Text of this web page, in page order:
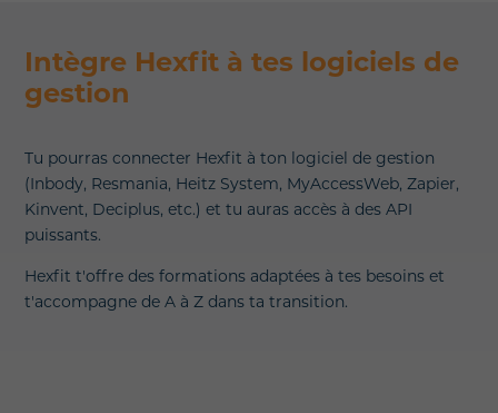
Intègre Hexfit à tes logiciels de
gestion
Tu pourras connecter Hexfit à ton logiciel de gestion
(Inbody, Resmania, Heitz System, MyAccessWeb, Zapier,
Kinvent, Deciplus, etc.) et tu auras accès à des API
puissants.
Hexfit t'offre des formations adaptées à tes besoins et
t'accompagne de A à Z dans ta transition.